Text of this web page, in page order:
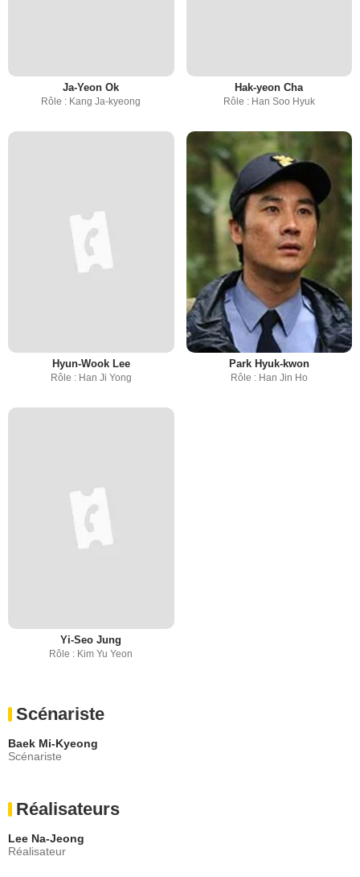
Ja-Yeon Ok
Rôle : Kang Ja-kyeong
Hak-yeon Cha
Rôle : Han Soo Hyuk
Hyun-Wook Lee
Rôle : Han Ji Yong
Park Hyuk-kwon
Rôle : Han Jin Ho
Yi-Seo Jung
Rôle : Kim Yu Yeon
Scénariste
Baek Mi-Kyeong
Scénariste
Réalisateurs
Lee Na-Jeong
Réalisateur